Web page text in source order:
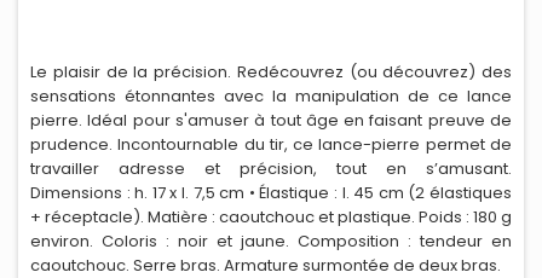
Le plaisir de la précision. Redécouvrez (ou découvrez) des
sensations étonnantes avec la manipulation de ce lance
pierre. Idéal pour s'amuser à tout âge en faisant preuve de
prudence. Incontournable du tir, ce lance-pierre permet de
travailler adresse et précision, tout en s’amusant.
Dimensions : h. 17 x l. 7,5 cm • Élastique : l. 45 cm (2 élastiques
+ réceptacle). Matière : caoutchouc et plastique. Poids : 180 g
environ. Coloris : noir et jaune. Composition : tendeur en
caoutchouc. Serre bras. Armature surmontée de deux bras.